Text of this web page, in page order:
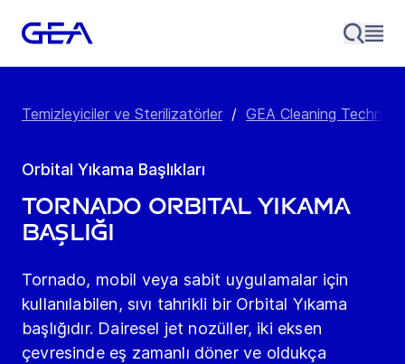
Temizleyiciler ve Sterilizatörler / GEA Cleaning
Orbital Yıkama Başlıkları
Tornado Orbital Yıkama
Başlığı
Tornado, mobil veya sabit uygulamalar için
kullanılabilen, sıvı tahrikli bir Orbital Yıkama
başlığıdır. Dairesel jet nozüller, iki eksen
çevresinde eş zamanlı döner ve oldukça